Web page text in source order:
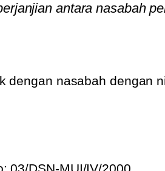
antara nasabah
nasabah dengan